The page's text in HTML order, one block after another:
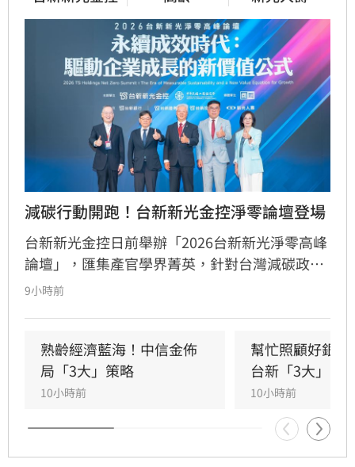
減碳行動開跑！台新新光金控淨零論壇登場
台新新光金控日前舉辦「2026台新新光淨零高峰
論壇」，匯集產官學界菁英，針對台灣減碳政
策、碳定價制度及企業轉型策略進行深度對話。
控總經理林維俊指出，論壇邁入第五年，致力協
助企業將永續轉化為國際競爭力。會中上銀、強
茂、宏碁及金寶等指標企業分享低碳實踐經驗。
台新新光金控憑藉優異的永續績效，不僅連續三
年獲標普全球永續年鑑銀行業全球前1%，更獲
MSCI ESG AAA最高評級，展現其帶領產業接軌
9小時前
熟齡經濟藍海！中信金佈
局「3大」策略
10小時前
幫忙照顧好銀
台新「3大」防
10小時前